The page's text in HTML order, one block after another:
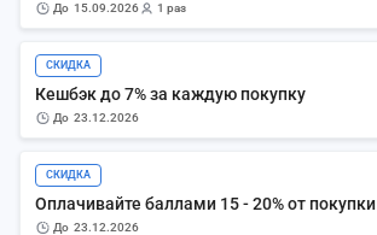
до 15.09.2026 1 раз
СКИДКА
Кешбэк до 7% за каждую покупку
до 23.12.2026
СКИДКА
Оплачивайте баллами 15 - 20% от покупки
до 23.12.2026